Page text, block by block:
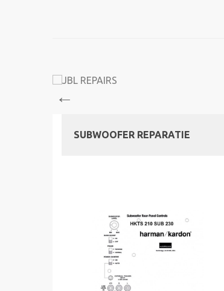
SUBWOOFER REPARATIE